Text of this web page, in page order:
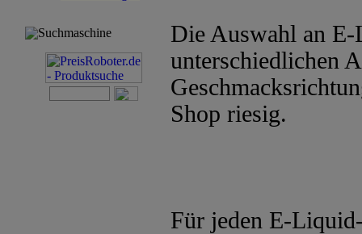
Suchmaschine
Die Auswahl an
unterschiedlichen
Shop riesig.
Für jeden E-